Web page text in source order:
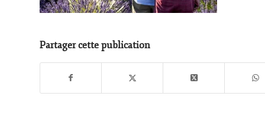
Partager cette publication